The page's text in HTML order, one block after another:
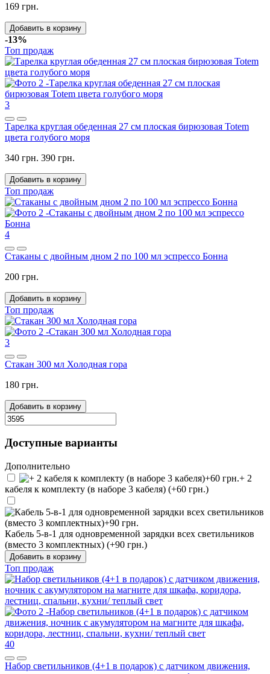
169 грн.
Добавить в корзину
-13%
Топ продаж
3
Тарелка круглая обеденная 27 см плоская бирюзовая Totem
цвета голубого моря
340 грн. 390 грн.
Добавить в корзину
Топ продаж
4
Стаканы с двойным дном 2 по 100 мл эспрессо Бонна
200 грн.
Добавить в корзину
Топ продаж
3
Стакан 300 мл Холодная гора
180 грн.
Добавить в корзину
Доступные варианты
Дополнительно
+ 2
кабеля к комплекту (в наборе 3 кабеля) (+60 грн.)
Кабель 5-в-1 для одновременной зарядки всех светильников
(вместо 3 комплектных) (+90 грн.)
Добавить в корзину
Топ продаж
40
Набор светильников (4+1 в подарок) с датчиком движения,